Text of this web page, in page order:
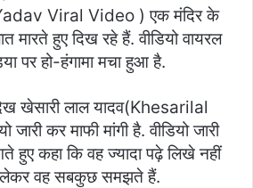
Viral Video ) एक मंदिर के
मारते हुए दिख रहे हैं. वीडियो वायरल
पर हो-हंगामा मचा हुआ है.
खेसारी लाल यादव(Khesarilal
कर माफी मांगी है. वीडियो जारी
हुए कहा कि वह ज्यादा पढ़े लिखे नहीं
वह सबकुछ समझते हैं.